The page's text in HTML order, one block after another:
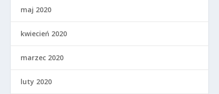
maj 2020
kwiecień 2020
marzec 2020
luty 2020